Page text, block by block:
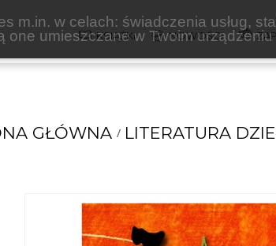
m.in. w celach: świadczenia usług,
one umieszczane w Twoim
KSIĄŻKI NOWOŚCI
GŁÓWNA LITERATURA